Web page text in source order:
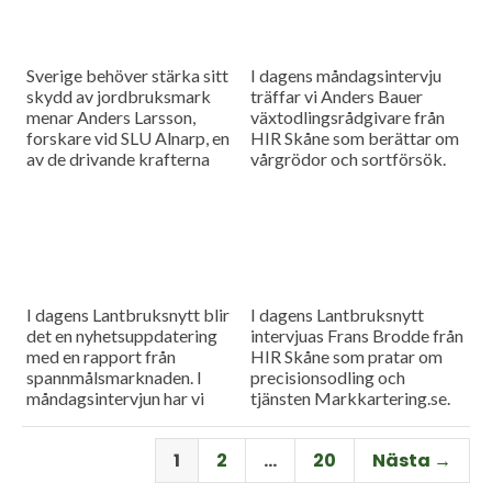
Sverige behöver stärka sitt
skydd av jordbruksmark
menar Anders Larsson,
forskare vid SLU Alnarp, en
av de drivande krafterna
I dagens måndagsintervju
träffar vi Anders Bauer
växtodlingsrådgivare från
HIR Skåne som berättar om
vårgrödor och sortförsök.
I dagens Lantbruksnytt blir
det en nyhetsuppdatering
med en rapport från
spannmålsmarknaden. I
måndagsintervjun har vi
Per Larsson som idag har
rollen som senior advisor på
I dagens Lantbruksnytt
intervjuas Frans Brodde från
HIR Skåne som pratar om
precisionsodling och
tjänsten Markkartering.se.
nyhetsuppdatering med en
rapport från
spannmålsmarknaden.
1 2 … 20 Nästa →